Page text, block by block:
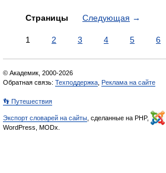
Страницы Следующая →
1 2 3 4 5 6
© Академик, 2000-2026
Обратная связь: Техподдержка Реклама на сайте
👣 Путешествия
Экспорт словарей на сайты , сделанные на PHP,
WordPress, MODx.